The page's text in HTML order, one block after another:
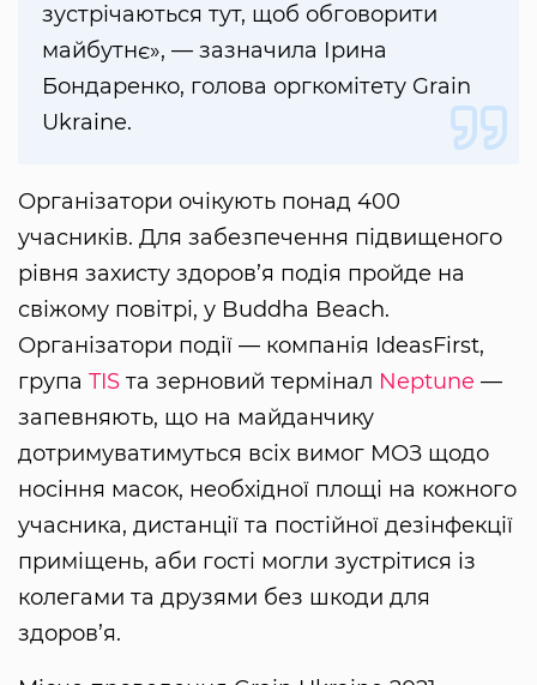
зустрічаються тут, щоб обговорити
майбутнє», — зазначила Ірина
Бондаренко, голова оргкомітету Grain
Ukraine.
Організатори очікують понад 400
учасників. Для забезпечення підвищеного
рівня захисту здоров’я подія пройде на
свіжому повітрі, у Buddha Beach.
Організатори події — компанія IdeasFirst,
група TIS та зерновий термінал Neptune —
запевняють, що на майданчику
дотримуватимуться всіх вимог МОЗ щодо
носіння масок, необхідної площі на кожного
учасника, дистанції та постійної дезінфекції
приміщень, аби гості могли зустрітися із
колегами та друзями без шкоди для
здоров’я.